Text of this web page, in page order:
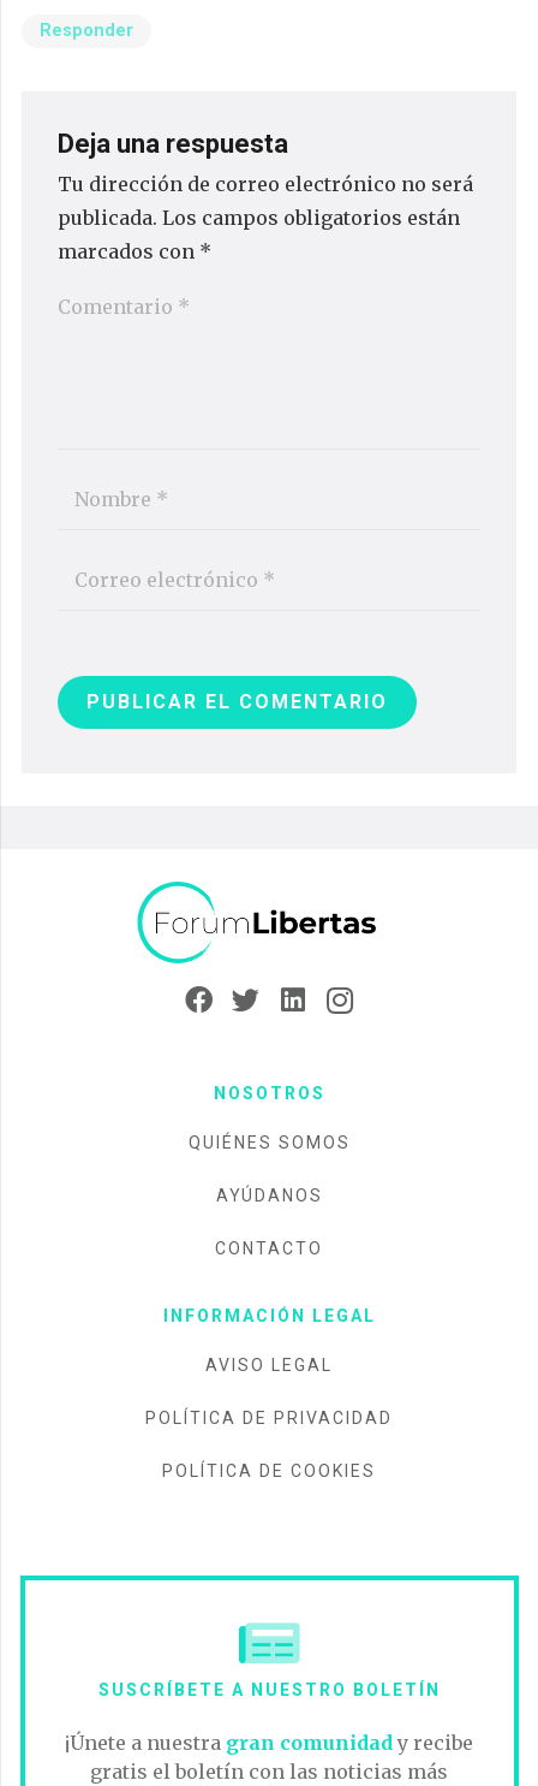
Responder
Deja una respuesta
Tu dirección de correo electrónico no será
publicada. Los campos obligatorios están
marcados con *
PUBLICAR EL COMENTARIO
NOSOTROS
QUIÉNES SOMOS
AYÚDANOS
CONTACTO
INFORMACIÓN LEGAL
AVISO LEGAL
POLÍTICA DE PRIVACIDAD
POLÍTICA DE COOKIES
SUSCRÍBETE A NUESTRO BOLETÍN
¡Únete a nuestra gran comunidad y recibe
gratis el boletín con las noticias más